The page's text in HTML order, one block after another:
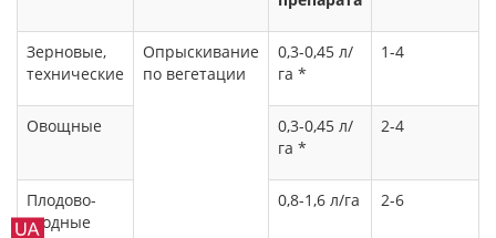
Зерновые,
технические
Опрыскивание
по вегетации
0,3-0,45 л/
га *
1-4
Овощные
0,3-0,45 л/
га *
2-4
Плодово-
ягодные
0,8-1,6 л/га 2-6